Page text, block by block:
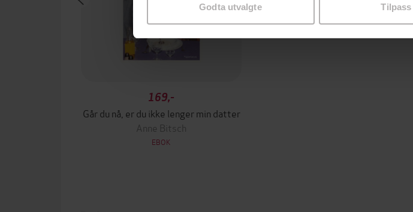
Godta utvalgte Tilpass
169,-
Går du nå, er du ikke lenger min datter
Anne Bitsch
EBOK